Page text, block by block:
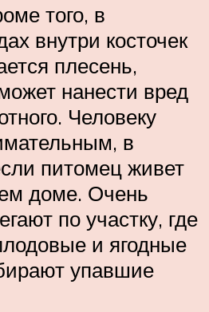
того, в
внутри косточек
плесень,
нанести вред
Человеку
в
питомец живет
доме. Очень
по участку, где
и ягодные
упавшие